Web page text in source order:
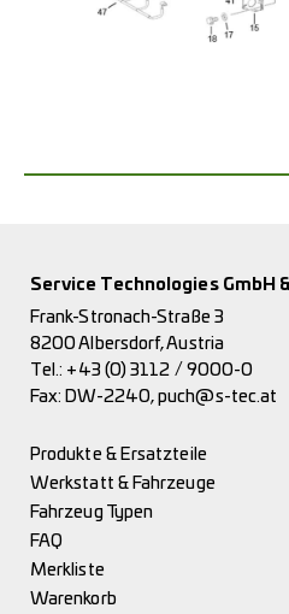
Service Technologies GmbH &
Frank-Stronach-Straße 3
8200 Albersdorf, Austria
Tel.: +43 (0) 3112 / 9000-0
Fax: DW-2240,puch@s-tec.at
Produkte & Ersatzteile
Werkstatt & Fahrzeuge
Fahrzeug Typen
FAQ
Merkliste
Warenkorb